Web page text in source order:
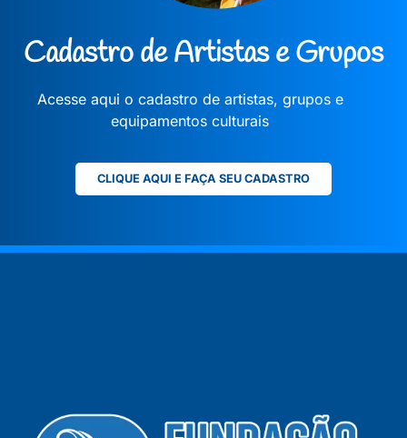
Cadastro de Artistas e Grupos
Acesse aqui o cadastro de artistas, grupos e
equipamentos culturais
CLIQUE AQUI E FAÇA SEU CADASTRO